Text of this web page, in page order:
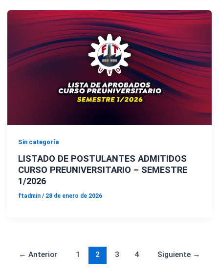
Sin categoría
LISTADO DE POSTULANTES ADMITIDOS
CURSO PREUNIVERSITARIO – SEMESTRE
1/2026
ftadmin / 28 de enero de 2026
← Anterior 1 2 3 4 Siguiente →